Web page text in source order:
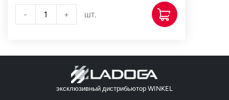
- + шт.
эксклюзивный дистрибьютор WINKEL